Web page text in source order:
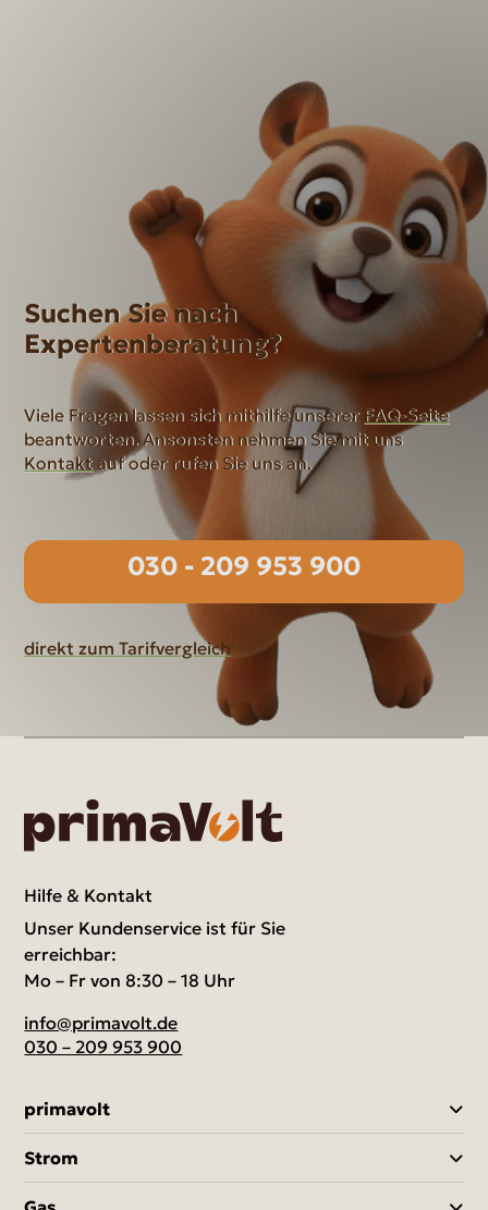
Suchen Sie nach
Expertenberatung?
Viele Fragen lassen sich mithilfe unserer FAQ-Seite
beantworten. Ansonsten nehmen Sie mit uns
Kontakt auf oder rufen Sie uns an.
030 - 209 953 900
direkt zum Tarifvergleich
Hilfe & Kontakt
Unser Kundenservice ist für Sie
erreichbar:
Mo – Fr von 8:30 – 18 Uhr
info@primavolt.de
030 – 209 953 900
primavolt
Strom